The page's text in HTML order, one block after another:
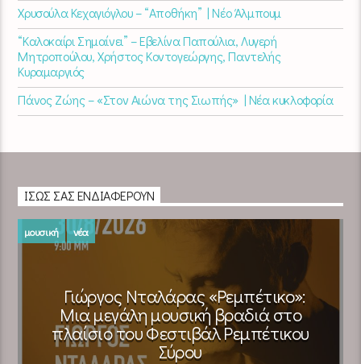
Χρυσούλα Κεχαγιόγλου – “Αποθήκη” | Νέο Άλμπουμ
“Καλοκαίρι Σημαίνει” – Εβελίνα Παπούλια, Λυγερή
Μητροπούλου, Χρήστος Κοντογεώργης, Παντελής
Κυραμαργιός
Πάνος Ζώης – «Στον Αιώνα της Σιωπής» | Νέα κυκλοφορία
ΊΣΩΣ ΣΑΣ ΕΝΔΙΑΦΈΡΟΥΝ
μουσική νέα
Γιώργος Νταλάρας «Ρεμπέτικο»:
Μια μεγάλη μουσική βραδιά στο
πλαίσιο του Φεστιβάλ Ρεμπέτικου
Σύρου